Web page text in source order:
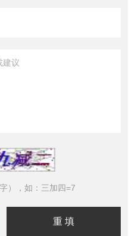
），如：三加四=7